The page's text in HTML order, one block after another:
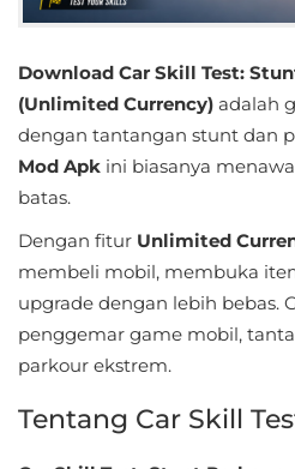
Music
Puzzle
Racing
Role
Playing
Sandbox
Shooting
Download Car Skill Test:
(Unlimited Currency) adalah
dengan tantangan stunt dan
Mod Apk ini biasanya
batas.
Dengan fitur Unlimited
membeli mobil, membuka
upgrade dengan lebih bebas.
penggemar game mobil,
parkour ekstrem.
Tentang Car Skill